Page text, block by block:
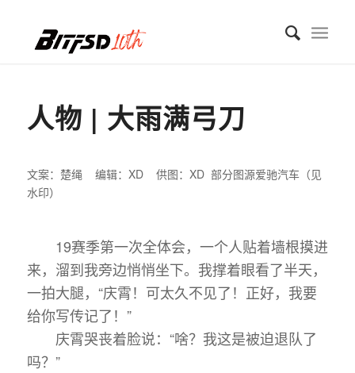
人物 | 大雨满弓刀
文案：楚绳 编辑：XD 供图：XD 部分图源爱驰汽车（见
水印）
19赛季第一次全体会，一个人贴着墙根摸进
来，溜到我旁边悄悄坐下。我撑着眼看了半天，
一拍大腿，“庆霄！可太久不见了！正好，我要
给你写传记了！”
庆霄哭丧着脸说：“啥？我这是被迫退队了
吗？”